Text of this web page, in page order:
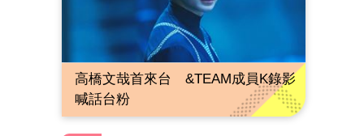
高橋文哉首來台 &TEAM成員K錄影
喊話台粉